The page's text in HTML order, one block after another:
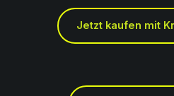
Jetzt kaufen mit